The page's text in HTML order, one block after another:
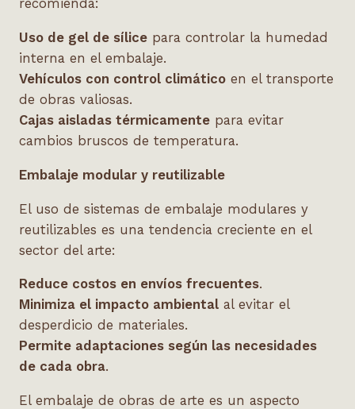
recomienda:
Uso de gel de sílicepara controlar la humedad
interna en el embalaje.
Vehículos con control climáticoen el transporte
de obras valiosas.
Cajas aisladas térmicamentepara evitar
cambios bruscos de temperatura.
Embalaje modular y reutilizable
El uso de sistemas de embalaje modulares y
reutilizables es una tendencia creciente en el
sector del arte:
Reduce costos en envíos frecuentes.
Minimiza el impacto ambientalal evitar el
desperdicio de materiales.
Permite adaptaciones según las necesidades
de cada obra.
El embalaje de obras de arte es un aspecto